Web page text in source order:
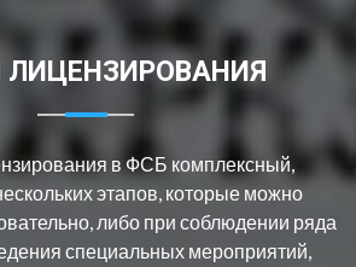
в ФСБ комплексный,
этапов, которые можно
либо при соблюдении ряда
специальных мероприятий,